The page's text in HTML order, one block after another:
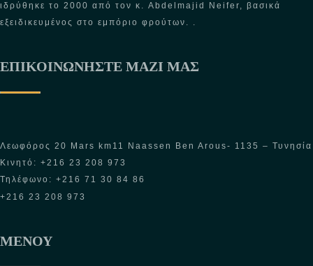
ιδρύθηκε το 2000 από τον κ. Abdelmajid Neifer, βασικά
εξειδικευμένος στο εμπόριο φρούτων. .
ΕΠΙΚΟΙΝΩΝΉΣΤΕ ΜΑΖΊ ΜΑΣ
Λεωφόρος 20 Mars km11 Naassen Ben Arous- 1135 – Τυνησία
Κινητό: +216 23 208 973
Τηλέφωνο: +216 71 30 84 86
+216 23 208 973
ΜΕΝΟΎ